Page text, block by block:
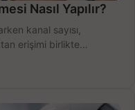
Nasıl Yapılır?
kanal sayısı,
erişimi birlikte